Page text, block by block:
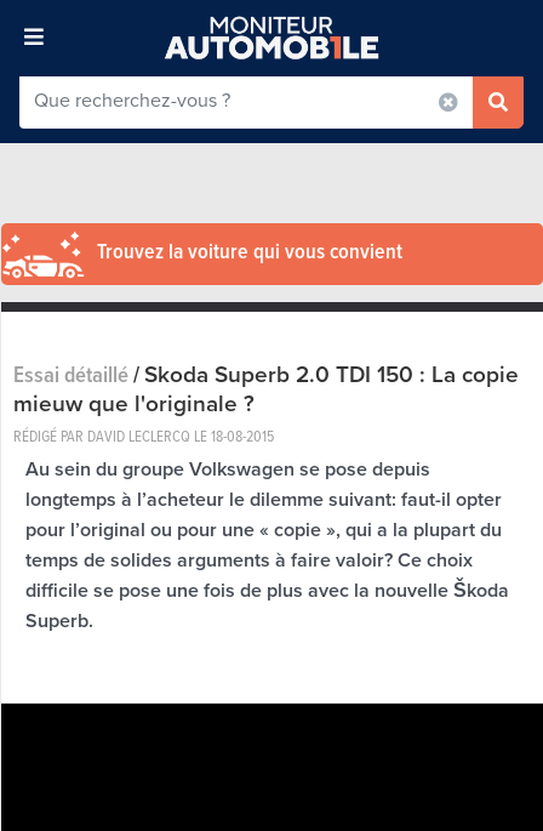
Trouvez la voiture qui vous convient
Essai détaillé/Skoda Superb 2.0 TDI 150 : La copie
mieuw que l'originale ?
RÉDIGÉ PAR DAVID LECLERCQ LE18-08-2015
Au sein du groupe Volkswagen se pose depuis
longtemps à l’acheteur le dilemme suivant: faut-il opter
pour l’original ou pour une « copie », qui a la plupart du
temps de solides arguments à faire valoir? Ce choix
difficile se pose une fois de plus avec la nouvelle Škoda
Superb.